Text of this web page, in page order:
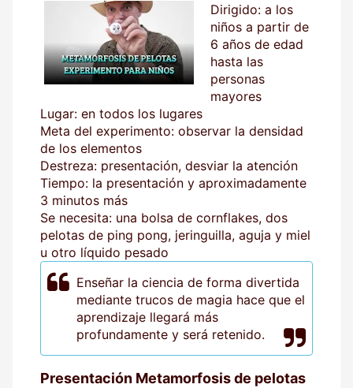
Dirigido: a los
niños a partir de
6 años de edad
hasta las
personas
mayores
Lugar: en todos los lugares
Meta del experimento: observar la densidad
de los elementos
Destreza: presentación, desviar la atención
Tiempo: la presentación y aproximadamente
3 minutos más
Se necesita: una bolsa de cornflakes, dos
pelotas de ping pong, jeringuilla, aguja y miel
u otro líquido pesado
Enseñar la ciencia de forma divertida
mediante trucos de magia hace que el
aprendizaje llegará más
profundamente y será retenido.
Presentación Metamorfosis de pelotas